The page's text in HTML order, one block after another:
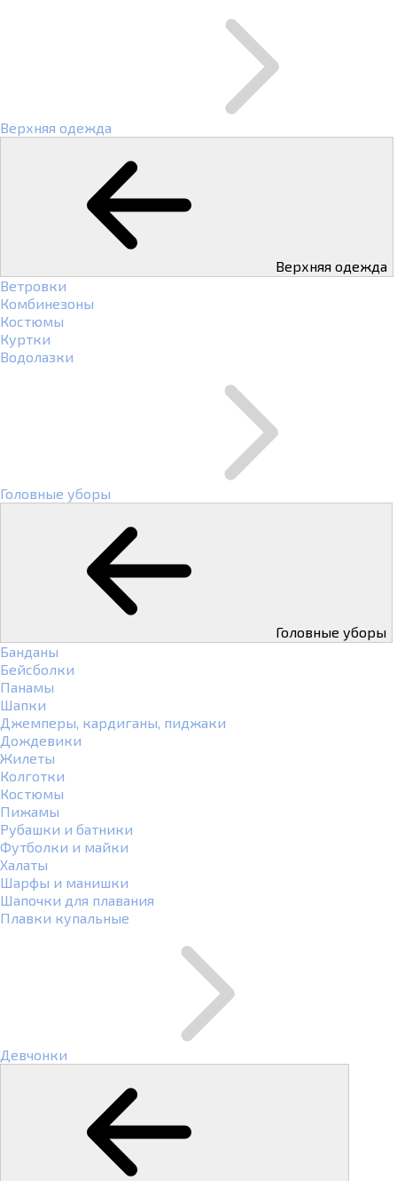
Верхняя одежда
Верхняя одежда
Ветровки
Комбинезоны
Костюмы
Куртки
Водолазки
Головные уборы
Головные уборы
Банданы
Бейсболки
Панамы
Шапки
Джемперы, кардиганы, пиджаки
Дождевики
Жилеты
Колготки
Костюмы
Пижамы
Рубашки и батники
Футболки и майки
Халаты
Шарфы и манишки
Шапочки для плавания
Плавки купальные
Девчонки